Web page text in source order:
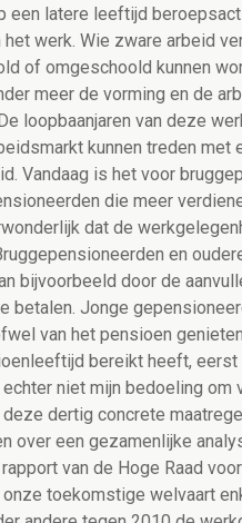
een latere leeftijd
het werk. Wie zware arbeid
of omgeschoold kunnen
meer de vorming en de
loopbaanjaren van deze
kunnen treden
Vandaag is het voor
die meer
dat de
en
bijvoorbeeld door de
betalen. Jonge
van het pensioen
bereikt heeft,
niet mijn bedoeling
dertig concrete
over een gezamenlijke
van de Hoge Raad
toekomstige welvaart